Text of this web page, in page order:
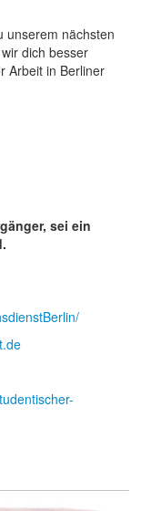
unserem nächsten
dich besser
Arbeit in Berliner
sei ein